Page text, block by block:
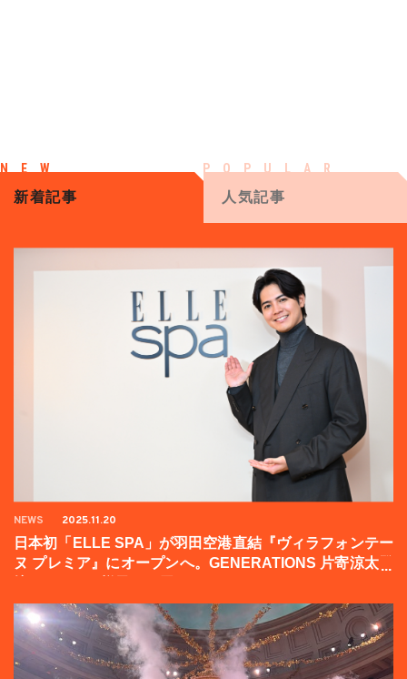
新着記事 人気記事
NEWS 2025.11.20
日本初「ELLE SPA」が羽田空港直結『ヴィラフォンテー
ヌ プレミア』にオープンへ。GENERATIONS 片寄涼太登